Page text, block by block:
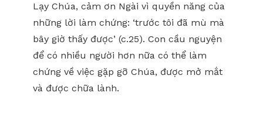
Lạy Chúa, cảm ơn Ngài vì quyền năng của
những lời làm chứng: ‘trước tôi đã mù mà
bây giờ thấy được’ (c.25). Con cầu nguyện
để có nhiều người hơn nữa có thể làm
chứng về việc gặp gỡ Chúa, được mở mắt
và được chữa lành.